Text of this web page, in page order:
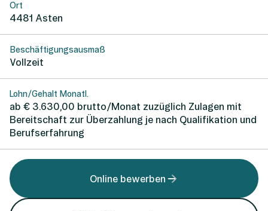
Ort
4481 Asten
Beschäftigungsausmaß
Vollzeit
Lohn/Gehalt Monatl.
ab € 3.630,00 brutto/Monat zuzüglich Zulagen mit
Bereitschaft zur Überzahlung je nach Qualifikation und
Berufserfahrung
Online bewerben